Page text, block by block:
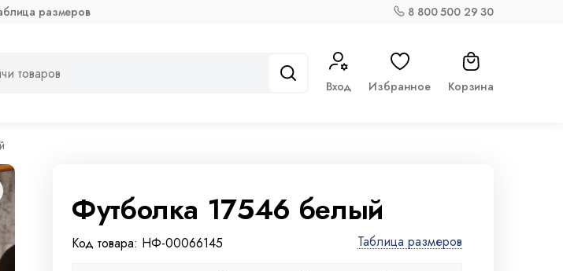
размеров 8 800 500 29 30
Вход Избранное Корзина
Футболка 17546 белый
Код товара: НФ-00066145 Таблица размеров